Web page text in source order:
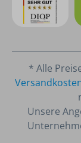
* Alle
Unsere